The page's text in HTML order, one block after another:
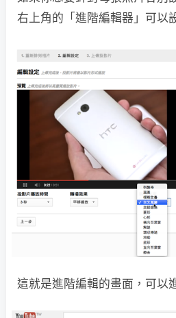
右上角的「進階編輯器」可以
這就是進階編輯的畫面，可以